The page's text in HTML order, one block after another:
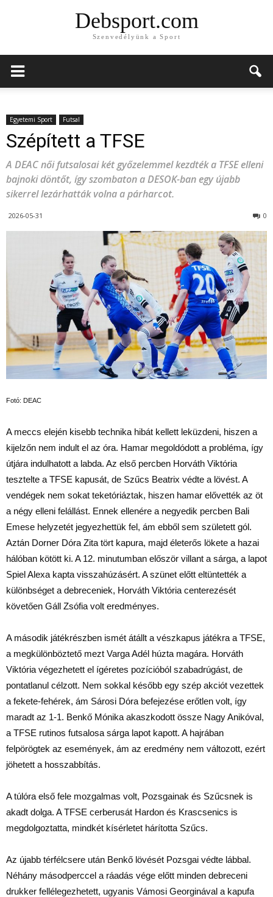
Debsport.com
Szenvedélyünk a Sport
Egyetemi Sport Futsal
Szépített a TFSE
A DEAC női futsalosai két győzelemmel kezdték a TFSE elleni
bajnoki döntőt, így szombaton a DESOK-ban egy újabb
sikerrel lezárhatták volna a párharcot.
2026-05-31 0
Fotó: DEAC
A meccs elején kisebb technika hibát kellett leküzdeni, hiszen a
kijelzőn nem indult el az óra. Hamar megoldódott a probléma, így
útjára indulhatott a labda. Az első percben Horváth Viktória
tesztelte a TFSE kapusát, de Szűcs Beatrix védte a lövést. A
vendégek nem sokat teketóriáztak, hiszen hamar elővették az öt
a négy elleni felállást. Ennek ellenére a negyedik percben Bali
Emese helyzetét jegyezhettük fel, ám ebből sem született gól.
Aztán Dorner Dóra Zita tört kapura, majd életerős lökete a hazai
hálóban kötött ki. A 12. minutumban először villant a sárga, a lapot
Spiel Alexa kapta visszahúzásért. A szünet előtt eltüntették a
különbséget a debreceniek, Horváth Viktória centerezését
követően Gáll Zsófia volt eredményes.
A második játékrészben ismét átállt a vészkapus játékra a TFSE,
a megkülönböztető mezt Varga Adél húzta magára. Horváth
Viktória végezhetett el ígéretes pozícióból szabadrúgást, de
pontatlanul célzott. Nem sokkal később egy szép akciót vezettek
a fekete-fehérek, ám Sárosi Dóra befejezése erőtlen volt, így
maradt az 1-1. Benkő Mónika akaszkodott össze Nagy Anikóval,
a TFSE rutinos futsalosa sárga lapot kapott. A hajrában
felpörögtek az események, ám az eredmény nem változott, ezért
jöhetett a hosszabbítás.
A túlóra első fele mozgalmas volt, Pozsgainak és Szűcsnek is
akadt dolga. A TFSE cerberusát Hardon és Krascsenics is
megdolgoztatta, mindkét kísérletet hárította Szűcs.
Az újabb térfélcsere után Benkő lövését Pozsgai védte lábbal.
Néhány másodperccel a ráadás vége előtt minden debreceni
drukker fellélegezhetett, ugyanis Vámosi Georginával a kapufa